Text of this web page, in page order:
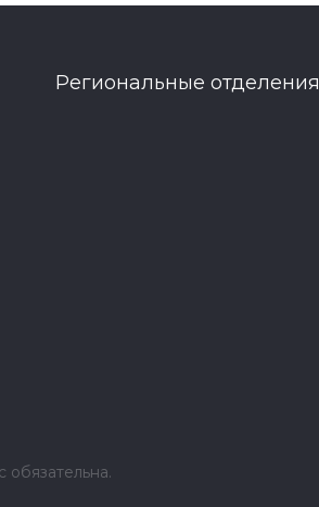
Региональные отделения
обязательна.